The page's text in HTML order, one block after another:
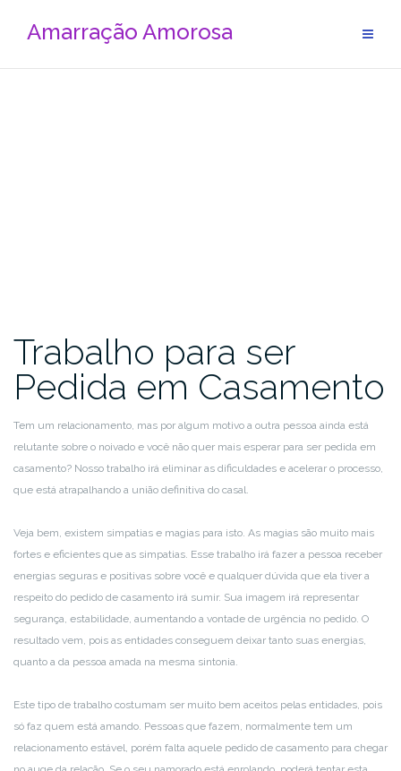
Amarração Amorosa
Trabalho para ser
Pedida em Casamento
Tem um relacionamento, mas por algum motivo a outra pessoa ainda está
relutante sobre o noivado e você não quer mais esperar para ser pedida em
casamento? Nosso trabalho irá eliminar as dificuldades e acelerar o processo,
que está atrapalhando a união definitiva do casal.
Veja bem, existem simpatias e magias para isto. As magias são muito mais
fortes e eficientes que as simpatias. Esse trabalho irá fazer a pessoa receber
energias seguras e positivas sobre você e qualquer dúvida que ela tiver a
respeito do pedido de casamento irá sumir. Sua imagem irá representar
segurança, estabilidade, aumentando a vontade de urgência no pedido. O
resultado vem, pois as entidades conseguem deixar tanto suas energias,
quanto a da pessoa amada na mesma sintonia.
Este tipo de trabalho costumam ser muito bem aceitos pelas entidades, pois
só faz quem está amando. Pessoas que fazem, normalmente tem um
relacionamento estável, porém falta aquele pedido de casamento para chegar